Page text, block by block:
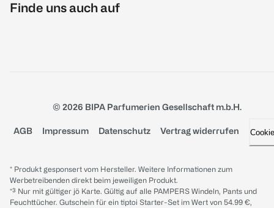
Finde uns auch auf
© 2026 BIPA Parfumerien Gesellschaft m.b.H.
AGB Impressum Datenschutz Vertrag widerrufen
* Produkt gesponsert vom Hersteller. Weitere Informationen zum
Werbetreibenden direkt beim jeweiligen Produkt.
*³ Nur mit gültiger jö Karte. Gültig auf alle PAMPERS Windeln, Pants und
Feuchttücher. Gutschein für ein tiptoi Starter-Set im Wert von 54.99 €,